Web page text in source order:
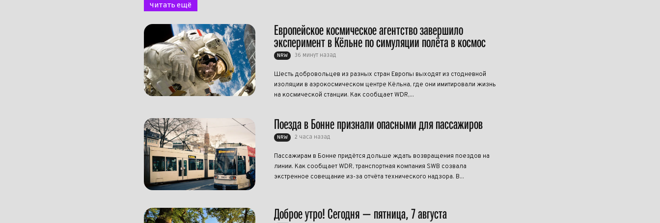
Читать ещё
Европейское космическое агентство завершило
эксперимент в Кёльне по симуляции полёта в космос
NRW 36 минут назад
Шесть добровольцев из разных стран Европы выходят из стодневной
изоляции в аэрокосмическом центре Кёльна, где они имитировали жизнь
на космической станции. Как сообщает WDR,...
Поезда в Бонне признали опасными для пассажиров
NRW 2 часа назад
Пассажирам в Бонне придётся дольше ждать возвращения поездов на
линии. Как сообщает WDR, транспортная компания SWB созвала
экстренное совещание из-за отчёта технического надзора. В...
Доброе утро! Сегодня — пятница, 7 августа